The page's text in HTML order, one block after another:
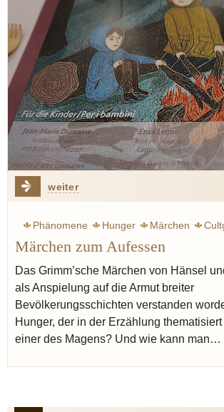
weiter
Phänomene Hunger Märchen
Märchen zum Aufessen
Das Grimm’sche Märchen von Hänsel
als Anspielung auf die Armut breiter
Bevölkerungsschichten verstanden
Hunger, der in der Erzählung
einer des Magens? Und wie kann man…